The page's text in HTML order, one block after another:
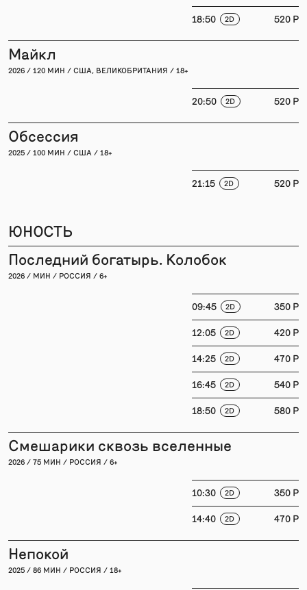
18:50 2D 520 P
Майкл
2026 / 120 МИН / США, ВЕЛИКОБРИТАНИЯ / 18+
20:50 2D 520 P
Обсессия
2025 / 100 МИН / США / 18+
21:15 2D 520 P
ЮНОСТЬ
Последний богатырь. Колобок
2026 / МИН / РОССИЯ / 6+
09:45 2D 350 P
12:05 2D 420 P
14:25 2D 470 P
16:45 2D 540 P
18:50 2D 580 P
Смешарики сквозь вселенные
2026 / 75 МИН / РОССИЯ / 6+
10:30 2D 350 P
14:40 2D 470 P
Непокой
2025 / 86 МИН / РОССИЯ / 18+